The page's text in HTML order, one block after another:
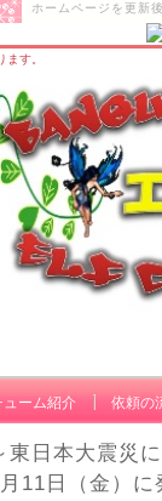
ホームページを更新
す。
ューム紹介 依頼の
東日本大震災
11日（金）